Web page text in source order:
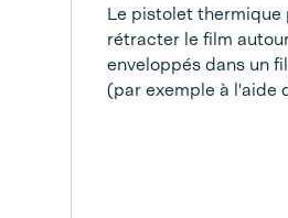
Le pistolet
rétracter le film
enveloppés dans un
(par exemple à l'aide